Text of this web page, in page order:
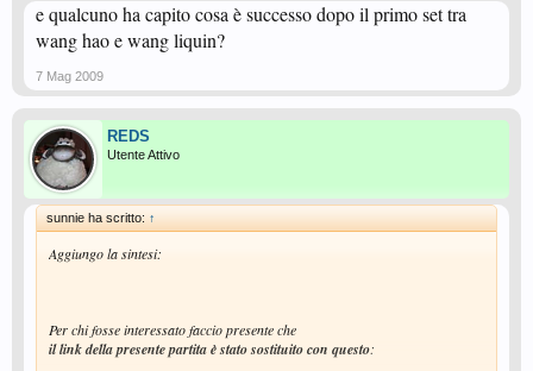
e qualcuno ha capito cosa è successo dopo il primo set tra
wang hao e wang liquin?
7 Mag 2009
REDS
Utente Attivo
sunnie ha scritto: ↑
Aggiungo la sintesi:
Per chi fosse interessato faccio presente che
il link della presente partita è stato sostituito con questo: